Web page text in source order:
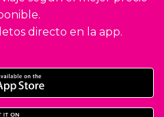
directo en la app.